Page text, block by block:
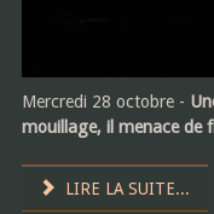
Mercredi 28 octobre -
mouillage, il menace de
LIRE LA SUITE...